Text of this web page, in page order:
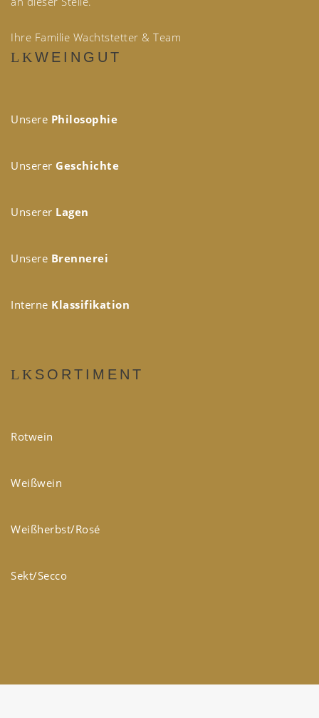
Ihre Familie Wachtstetter & Team
WEINGUT
Unsere Philosophie
Unserer Geschichte
Unserer Lagen
Unsere Brennerei
Interne Klassifikation
SORTIMENT
Rotwein
Weißwein
Weißherbst/Rosé
Sekt/Secco